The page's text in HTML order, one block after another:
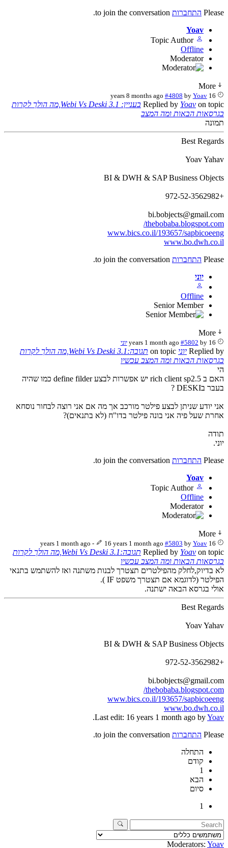
Please התחברות
Yoav
Topic Author
Offline
Moderator
More
16 years 8 months ago
#4808 by Yoav
Replied by Yoav on topic
בעניין: Webi Vs Deski 3.1,מה הולך לקרות
בגרסאות הבאות ומה המצב
תמונה
Best Regards
Yoav Yahav
BI & DWH & SAP Business Objects
+972-52-3562982
bi.bobjects@gmail.com
thebobaba.blogspot.com/
www.bics.co.il/193657/sapbicoeeng
www.bo.dwh.co.il
Please התחברות
יוני
Offline
Senior Member
More
16 years 1 month ago
#5802 by יוני
Replied by יוני
תגובה:Webi Vs Deski 3.1,מה הולך לקרות
בגרסאות הבאות ומה המצב עכשיו
הי
האם ב rich client sp2.5 יש אפשרות לבצע define filder כמו שהיה
בעבר בDESKI ?
אני יודע שניתן לבצע פילטר מורכב אך מה אם אני רוצה לבחור נוסחא
אחרת שעל פיה אני בונה פילטר בדו"ח (לא בתנאים)?
תודה
יוני.
Please התחברות
Yoav
Topic Author
Offline
Moderator
More
16 years 1 month ago
- 16 years 1 month ago #5803 by Yoav
Replied by Yoav on topic
תגובה:Webi Vs Deski 3.1,מה הולך לקרות
בגרסאות הבאות ומה המצב עכשיו
לא בדיוק,לחלק מהפילטרים תצטרך לבנות משתנה ואז להשתמש בתנאי
הפילטר (לדוגמא אם תצטרך משפט IF ).
אולי בגרסא הבאה ישתנה.
Best Regards
Yoav Yahav
BI & DWH & SAP Business Objects
+972-52-3562982
bi.bobjects@gmail.com
thebobaba.blogspot.com/
www.bics.co.il/193657/sapbicoeeng
www.bo.dwh.co.il
Last edit: 16 years 1 month ago byYoav
.
Please התחברות
התחלה
קודם
1
הבא
סיום
1
Moderators: Yoav